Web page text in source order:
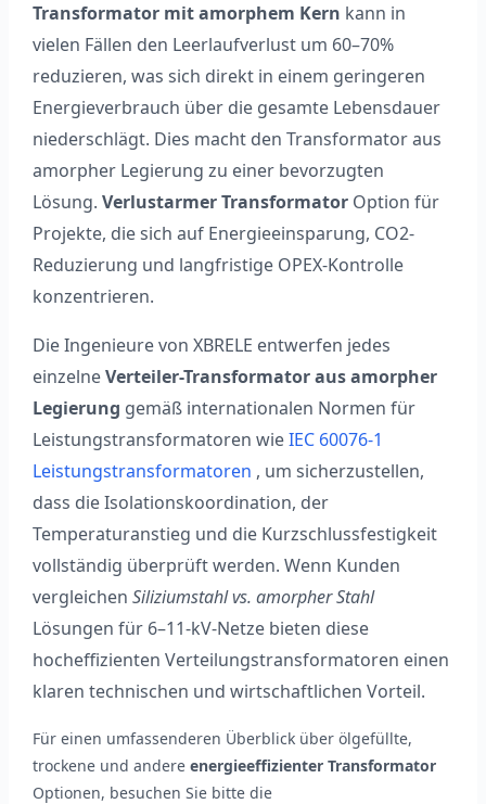
Transformator mit amorphem Kern kann in
vielen Fällen den Leerlaufverlust um 60–70%
reduzieren, was sich direkt in einem geringeren
Energieverbrauch über die gesamte Lebensdauer
niederschlägt. Dies macht den Transformator aus
amorpher Legierung zu einer bevorzugten
Lösung.Verlustarmer Transformator Option für
Projekte, die sich auf Energieeinsparung, CO2-
Reduzierung und langfristige OPEX-Kontrolle
konzentrieren.
Die Ingenieure von XBRELE entwerfen jedes
einzelneVerteiler-Transformator aus amorpher
Legierung gemäß internationalen Normen für
Leistungstransformatoren wieIEC 60076-1
Leistungstransformatoren , um sicherzustellen,
dass die Isolationskoordination, der
Temperaturanstieg und die Kurzschlussfestigkeit
vollständig überprüft werden. Wenn Kunden
vergleichenSiliziumstahl vs. amorpher Stahl
Lösungen für 6–11-kV-Netze bieten diese
hocheffizienten Verteilungstransformatoren einen
klaren technischen und wirtschaftlichen Vorteil.
Für einen umfassenderen Überblick über ölgefüllte,
trockene und andereenergieeffizienter Transformator
Optionen, besuchen Sie bitte die